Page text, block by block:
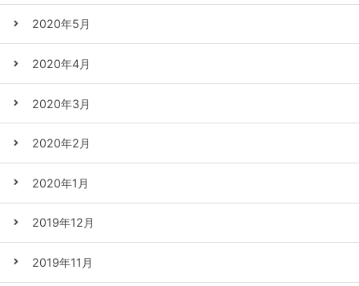
2020年5月
2020年4月
2020年3月
2020年2月
2020年1月
2019年12月
2019年11月